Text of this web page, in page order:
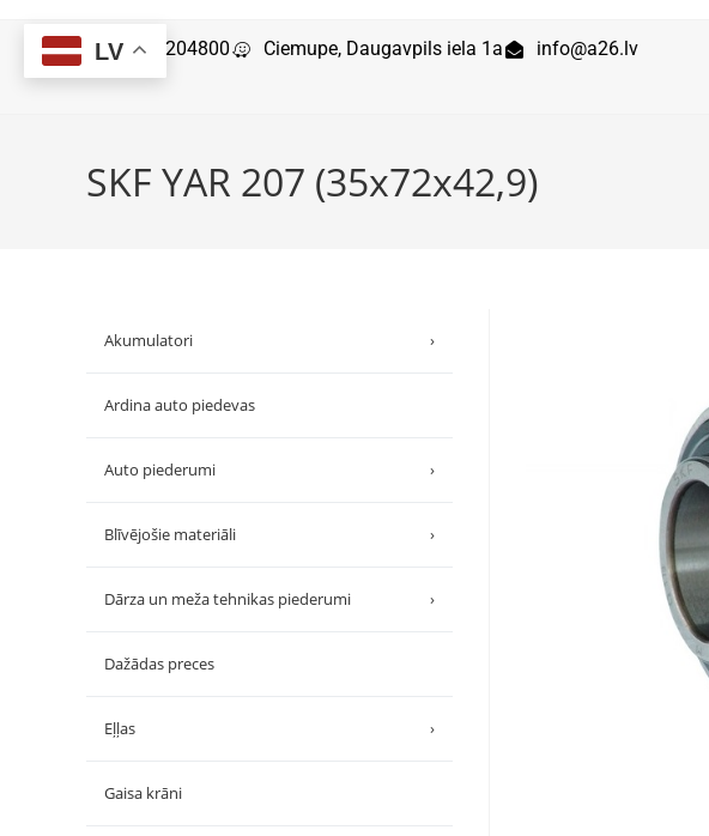
29204800 Ciemupe, Daugavpils iela 1a info@a26.lv
SKF YAR 207 (35x72x42,9)
Akumulatori ›
Ardina auto piedevas
Auto piederumi ›
Blīvējošie materiāli ›
Dārza un meža tehnikas piederumi ›
Dažādas preces
Eļļas ›
Gaisa krāni
LV